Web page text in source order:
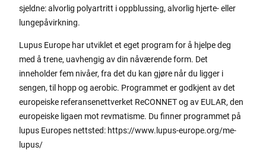
sjeldne: alvorlig polyartritt i oppblussing, alvorlig hjerte- eller
lungepåvirkning.
Lupus Europe har utviklet et eget program for å hjelpe deg
med å trene, uavhengig av din nåværende form. Det
inneholder fem nivåer, fra det du kan gjøre når du ligger i
sengen, til hopp og aerobic. Programmet er godkjent av det
europeiske referansenettverket ReCONNET og av EULAR, den
europeiske ligaen mot revmatisme. Du finner programmet på
lupus Europes nettsted: https://www.lupus-europe.org/me-
lupus/